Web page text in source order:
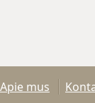
Apie mus